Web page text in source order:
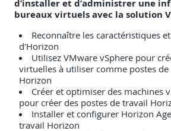
d’installer et d’administrer une
bureaux virtuels avec la solution
Reconnaître les caractéristiques
d'Horizon
Utilisez VMware vSphere pour
virtuelles à utiliser comme postes
Horizon
Créer et optimiser des machines
pour créer des postes de travail
Installer et configurer Horizon
travail Horizon